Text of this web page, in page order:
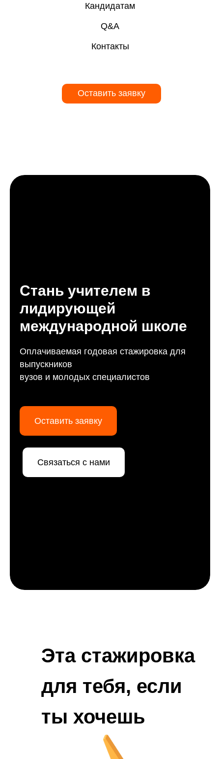
Кандидатам
Q&A
Контакты
Оставить заявку
Стань учителем в
лидирующей
международной школе
Оплачиваемая годовая стажировка для
выпускников
вузов и молодых специалистов
Оставить заявку
Связаться с нами
Эта стажировка
для тебя, если
ты хочешь